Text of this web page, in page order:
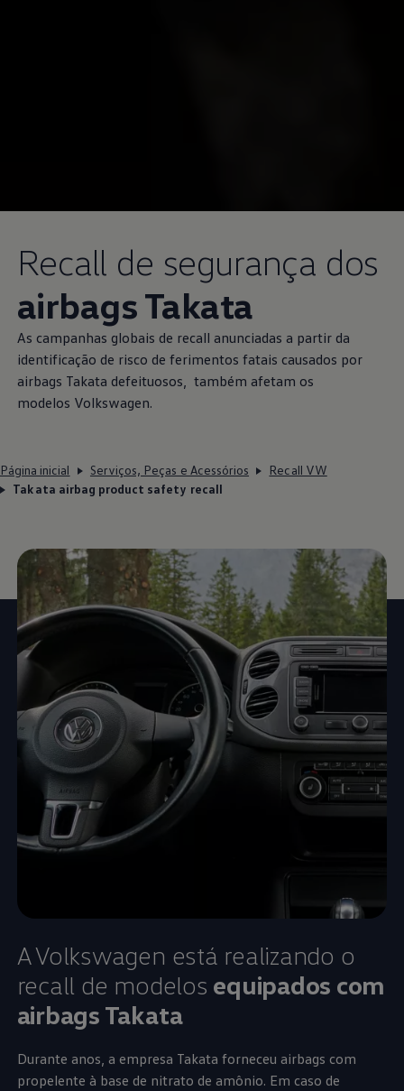
Recall de segurança dos
airbags Takata
As campanhas globais de recall anunciadas a partir da
identificação de risco de ferimentos fatais causados por
airbags Takata defeituosos, também afetam os
modelos Volkswagen.
Página inicial Serviços, Peças e Acessórios
Recall VW
Takata airbag product safety recall
AVolkswagen está realizando o
recall de modelos equipados com
airbags Takata
Durante anos, a empresa Takata forneceu airbags com
propelente à base de nitrato de amônio. Em caso de